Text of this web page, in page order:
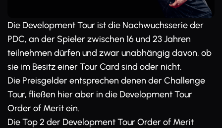
Die Development Tour ist die Nachwuchsserie der
PDC, an der Spieler zwischen 16 und 23 Jahren
teilnehmen dürfen und zwar unabhängig davon, ob
sie im Besitz einer Tour Card sind oder nicht.
Die Preisgelder entsprechen denen der Challenge
Tour, fließen hier aber in die Development Tour
Order of Merit ein.
Die Top 2 der Development Tour Order of Merit